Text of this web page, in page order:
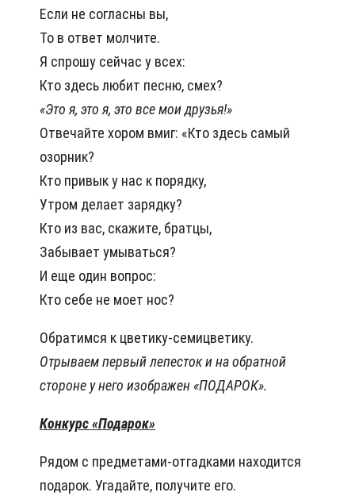
Если не согласны вы,
То в ответ молчите.
Я спрошу сейчас у всех:
Кто здесь любит песню, смех?
«Это я, это я, это все мои друзья!»
Отвечайте хором вмиг: «Кто здесь самый
озорник?
Кто привык у нас к порядку,
Утром делает зарядку?
Кто из вас, скажите, братцы,
Забывает умываться?
И еще один вопрос:
Кто себе не моет нос?
Обратимся к цветику-семицветику.
Отрываем первый лепесток и на обратной
стороне у него изображен «ПОДАРОК».
Конкурс «Подарок»
Рядом с предметами-отгадками находится
подарок. Угадайте, получите его.